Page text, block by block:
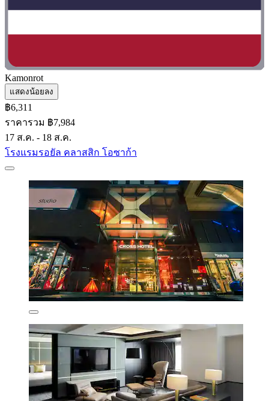
Kamonrot
แสดงน้อยลง
฿6,311
ราคารวม ฿7,984
17 ส.ค. - 18 ส.ค.
โรงแรมรอยัล คลาสสิก โอซาก้า